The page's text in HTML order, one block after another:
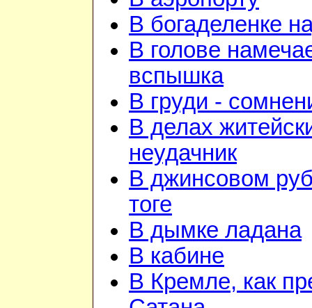
В богаделенке
В голове
вспышка
В груди -
В делах
неудачник
В джинсовом
тоге
В дымке ладана
В кабине
В Кремле, как